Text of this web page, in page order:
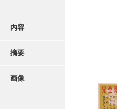
内容
摘要
画像